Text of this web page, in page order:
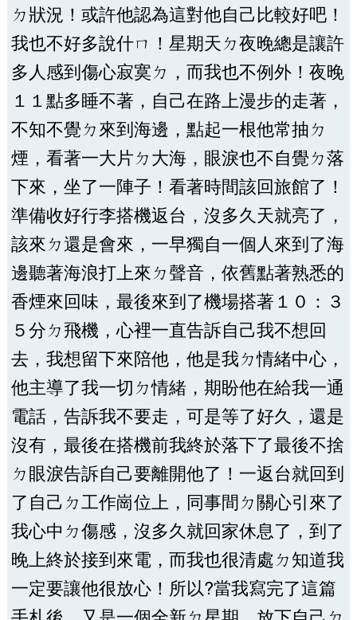
ㄉ狀況！或許他認為這對他自己比較好吧！
我也不好多說什ㄇ！星期天ㄉ夜晚總是讓許
多人感到傷心寂寞ㄉ，而我也不例外！夜晚
１１點多睡不著，自己在路上漫步的走著，
不知不覺ㄉ來到海邊，點起一根他常抽ㄉ
煙，看著一大片ㄉ大海，眼淚也不自覺ㄉ落
下來，坐了一陣子！看著時間該回旅館了！
準備收好行李搭機返台，沒多久天就亮了，
該來ㄉ還是會來，一早獨自一個人來到了海
邊聽著海浪打上來ㄉ聲音，依舊點著熟悉的
香煙來回味，最後來到了機場搭著１０：３
５分ㄉ飛機，心裡一直告訴自己我不想回
去，我想留下來陪他，他是我ㄉ情緒中心，
他主導了我一切ㄉ情緒，期盼他在給我一通
電話，告訴我不要走，可是等了好久，還是
沒有，最後在搭機前我終於落下了最後不捨
ㄉ眼淚告訴自己要離開他了！一返台就回到
了自己ㄉ工作崗位上，同事間ㄉ關心引來了
我心中ㄉ傷感，沒多久就回家休息了，到了
晚上終於接到來電，而我也很清處ㄉ知道我
一定要讓他很放心！所以?當我寫完了這篇